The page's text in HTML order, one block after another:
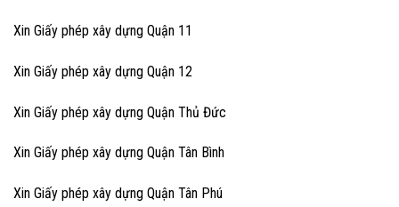
Xin Giấy phép xây dựng Quận 11
Xin Giấy phép xây dựng Quận 12
Xin Giấy phép xây dựng Quận Thủ Đức
Xin Giấy phép xây dựng Quận Tân Bình
Xin Giấy phép xây dựng Quận Tân Phú